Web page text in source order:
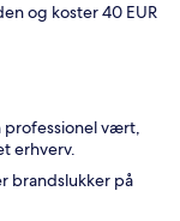
og koster 40 EUR
professionel vært,
erhverv.
brandslukker på